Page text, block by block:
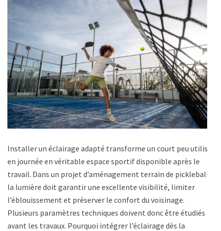
Installer un éclairage adapté transforme un court peu utilisé
en journée en véritable espace sportif disponible après le
travail. Dans un projet d’aménagement terrain de pickleball,
la lumière doit garantir une excellente visibilité, limiter
l’éblouissement et préserver le confort du voisinage.
Plusieurs paramètres techniques doivent donc être étudiés
avant les travaux. Pourquoi intégrer l’éclairage dès la